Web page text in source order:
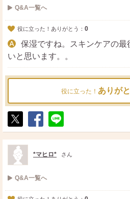
Q&A一覧へ
役に立った！ありがとう： 0
保湿ですね。スキンケアの最
いと思います。。
役に立った！ ありが
ポ
ス
ト
シ
ェ
送
る
*マヒロ* さん
Q&A一覧へ